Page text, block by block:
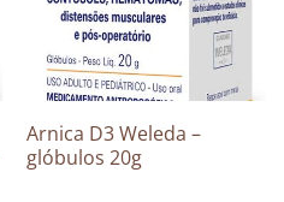
Arnica D3 Weleda –
glóbulos 20g